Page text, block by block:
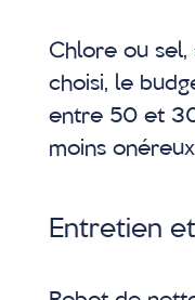
Chlore ou
choisi, le
entre 50 et
moins
Entretien